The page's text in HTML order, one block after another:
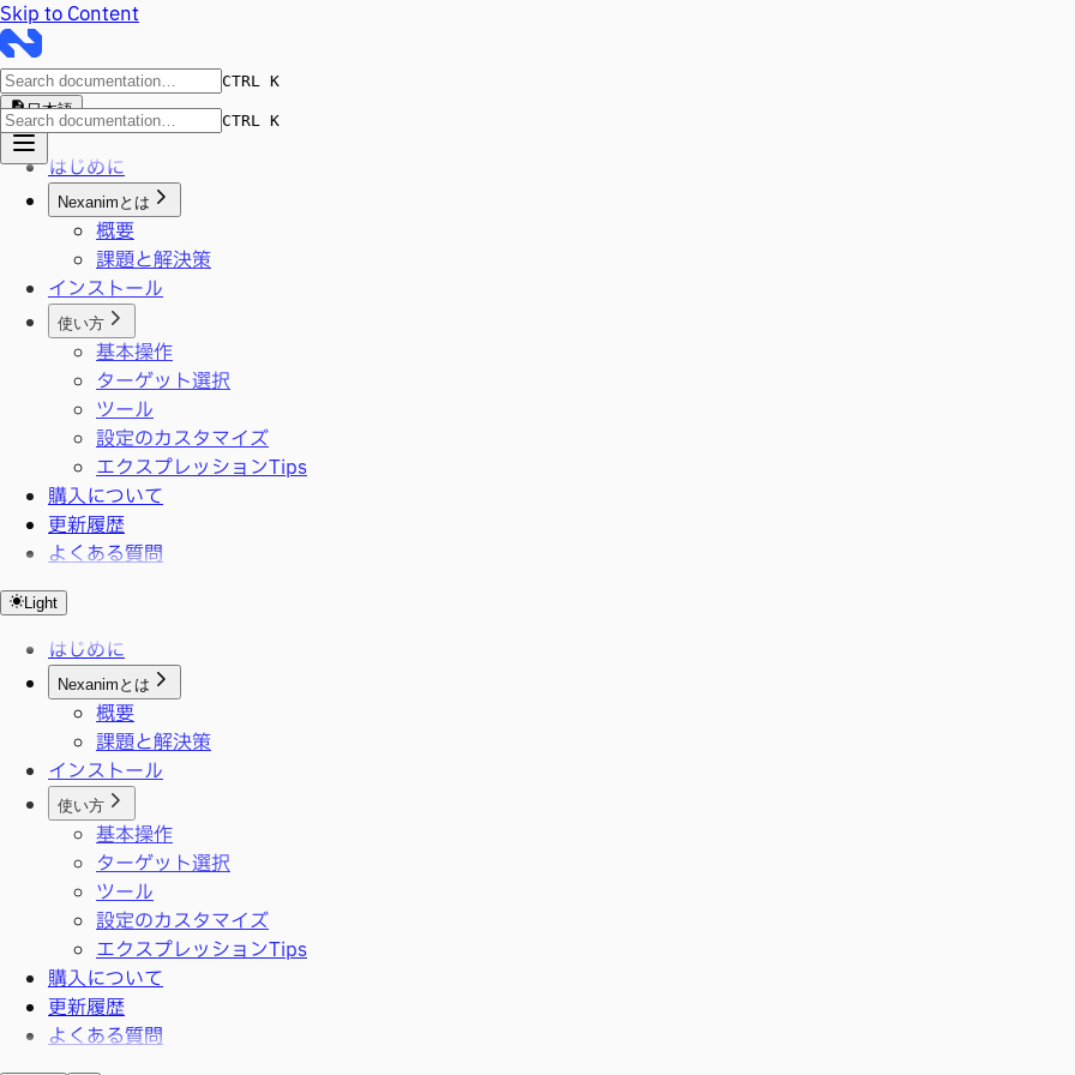
Skip to Content
CTRL K
日本語
CTRL K
はじめに
Nexanimとは
概要
課題と解決策
インストール
使い方
基本操作
ターゲット選択
ツール
設定のカスタマイズ
エクスプレッションTips
購入について
更新履歴
よくある質問
Light
はじめに
Nexanimとは
概要
課題と解決策
インストール
使い方
基本操作
ターゲット選択
ツール
設定のカスタマイズ
エクスプレッションTips
購入について
更新履歴
よくある質問